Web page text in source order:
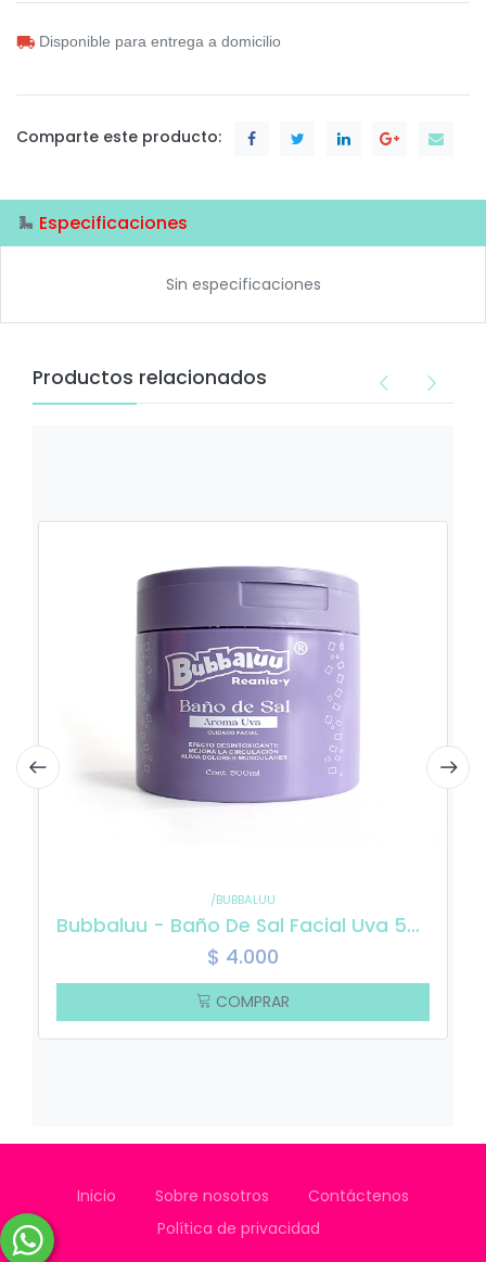
Disponible para entrega a domicilio
Comparte este producto:
Especificaciones
Sin especificaciones
Productos relacionados
/BUBBALUU
Bubbaluu - Baño De Sal Facial Uva 500ml
$ 4.000
COMPRAR
Inicio Sobre nosotros
Contáctenos
Política de privacidad